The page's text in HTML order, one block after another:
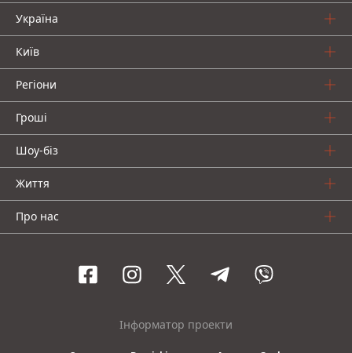
Україна
Київ
Регіони
Гроші
Шоу-біз
Життя
Про нас
Інформатор проекти